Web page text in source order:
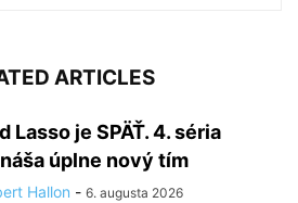
ARTICLES
Lasso je SPÄŤ. 4. séria
úplne nový tím
Hallon - 6. augusta 2026